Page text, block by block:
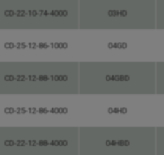
CD-22-10-74-4000 03HD
CD-25-12-86-1000 04GD
CD-22-12-88-1000 04GBD
CD-25-12-86-4000 04HD
CD-22-12-88-4000 04HBD